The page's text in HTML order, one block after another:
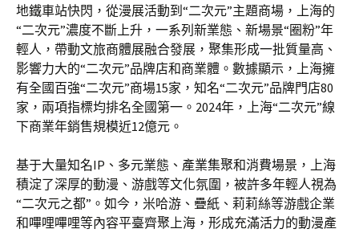
地鐵車站快閃，從漫展活動到“二次元”主題商場，上海的
“二次元”濃度不斷上升，一系列新業態、新場景“圈粉”年
輕人，帶動文旅商體展融合發展，聚集形成一批質量高、
影響力大的“二次元”品牌店和商業體。數據顯示，上海擁
有全國百強“二次元”商場15家，知名“二次元”品牌門店80
家，兩項指標均排名全國第一。2024年，上海“二次元”線
下商業年銷售規模近12億元。
基于大量知名IP、多元業態、產業集聚和消費場景，上海
積淀了深厚的動漫、游戲等文化氛圍，被許多年輕人視為
“二次元之都”。如今，米哈游、疊紙、莉莉絲等游戲企業
和嗶哩嗶哩等內容平臺齊聚上海，形成充滿活力的動漫產